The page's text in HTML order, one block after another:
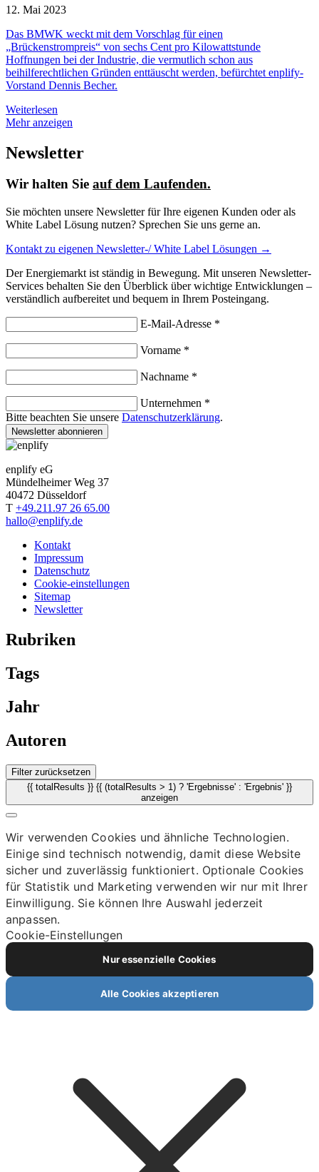
12. Mai 2023
Das BMWK weckt mit dem Vorschlag für einen
„Brückenstrompreis“ von sechs Cent pro Kilowattstunde
Hoffnungen bei der Industrie, die vermutlich schon aus
beihilferechtlichen Gründen enttäuscht werden, befürchtet enplify-
Vorstand Dennis Becher.
Weiterlesen
Mehr anzeigen
Newsletter
Wir halten Sie auf dem Laufenden.
Sie möchten unsere Newsletter für Ihre eigenen Kunden oder als
White Label Lösung nutzen? Sprechen Sie uns gerne an.
Kontakt zu eigenen Newsletter-/ White Label Lösungen →
Der Energiemarkt ist ständig in Bewegung. Mit unseren Newsletter-
Services behalten Sie den Überblick über wichtige Entwicklungen –
verständlich aufbereitet und bequem in Ihrem Posteingang.
E-Mail-Adresse *
Vorname *
Nachname *
Unternehmen *
Bitte beachten Sie unsere Datenschutzerklärung.
Newsletter abonnieren
enplify eG
Mündelheimer Weg 37
40472 Düsseldorf
T +49.211.97 26 65.00
hallo@enplify.de
Kontakt
Impressum
Datenschutz
Cookie-einstellungen
Sitemap
Newsletter
Rubriken
Tags
Jahr
Autoren
Filter zurücksetzen
{{ totalResults }} {{ (totalResults > 1) ? 'Ergebnisse' : 'Ergebnis' }}
anzeigen
Wir verwenden Cookies und ähnliche Technologien.
Einige sind technisch notwendig, damit diese Website
sicher und zuverlässig funktioniert. Optionale Cookies
für Statistik und Marketing verwenden wir nur mit Ihrer
Einwilligung. Sie können Ihre Auswahl jederzeit
anpassen.
Cookie-Einstellungen
Nur essenzielle Cookies
Alle Cookies akzeptieren